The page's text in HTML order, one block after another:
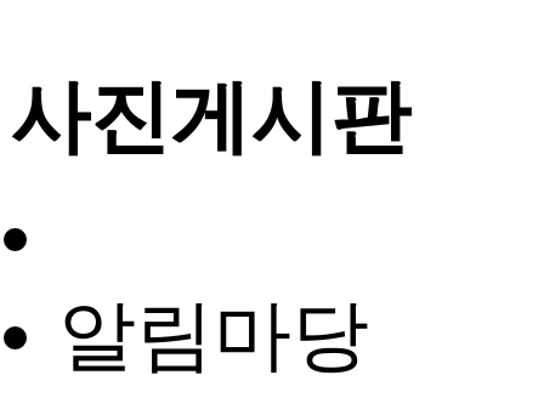
사진게시판
알림마당